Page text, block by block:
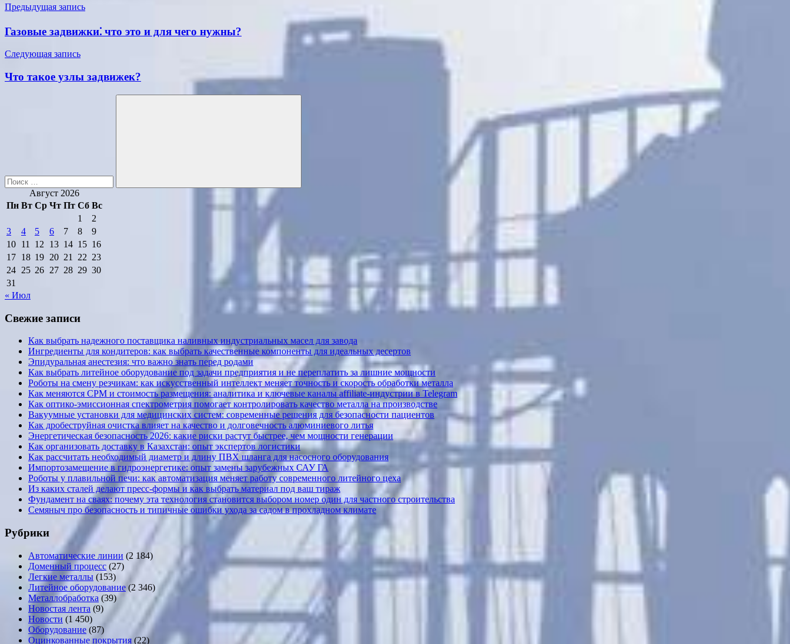
Навигация
по
записям
Предыдущая запись
Газовые задвижки⁚ что это и для чего нужны?
Следующая запись
Что такое узлы задвижек?
Поиск
Август 2026
Пн Вт Ср Чт Пт Сб Вс
1
2
3
4 5 6 7 8
9
10 11 12 13 14 15 16
17 18 19 20 21 22 23
24 25 26 27 28 29 30
31
« Июл
Свежие записи
Как выбрать надежного поставщика наливных индустриальных масел для завода
Ингредиенты для кондитеров: как выбрать качественные компоненты для идеальных десертов
Эпидуральная анестезия: что важно знать перед родами
Как выбрать литейное оборудование под задачи предприятия и не переплатить за лишние мощности
Роботы на смену резчикам: как искусственный интеллект меняет точность и скорость обработки металла
Как меняются CPM и стоимость размещения: аналитика и ключевые каналы affiliate-индустрии в Telegram
Как оптико-эмиссионная спектрометрия помогает контролировать качество металла на производстве
Вакуумные установки для медицинских систем: современные решения для безопасности пациентов
Как дробеструйная очистка влияет на качество и долговечность алюминиевого литья
Энергетическая безопасность 2026: какие риски растут быстрее, чем мощности генерации
Как организовать доставку в Казахстан: опыт экспертов логистики
Как рассчитать необходимый диаметр и длину ПВХ шланга для насосного оборудования
Импортозамещение в гидроэнергетике: опыт замены зарубежных САУ ГА
Роботы у плавильной печи: как автоматизация меняет работу современного литейного цеха
Из каких сталей делают пресс-формы и как выбрать материал под ваш тираж
Фундамент на сваях: почему эта технология становится выбором номер один для частного строительства
Семяныч про безопасность и типичные ошибки ухода за садом в прохладном климате
Рубрики
Автоматические линии (2 184)
Доменный процесс (27)
Легкие металлы (153)
Литейное оборудование (2 346)
Металлобработка (39)
Новостая лента (9)
Новости (1 450)
Оборудование (87)
Оцинкованные покрытия (22)